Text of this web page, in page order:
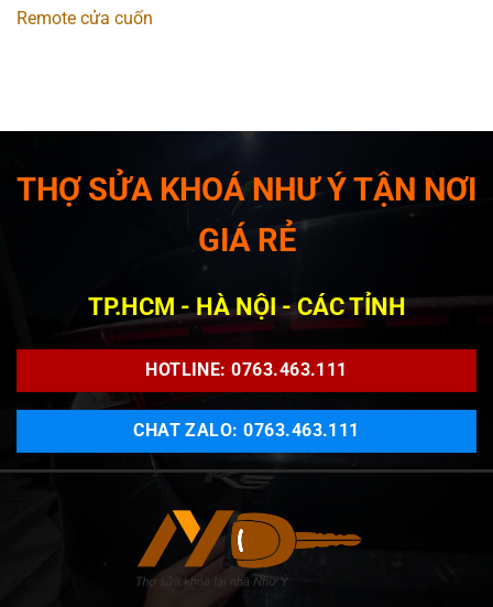
Remote cửa cuốn
THỢ SỬA KHOÁ NHƯ Ý TẬN NƠI
GIÁ RẺ
TP.HCM - HÀ NỘI - CÁC TỈNH
HOTLINE: 0763.463.111
CHAT ZALO: 0763.463.111